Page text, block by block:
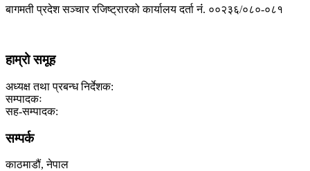
बागमती प्रदेश सञ्चार रजिष्ट्रारको कार्यालय दर्ता नंं. ००२३६/०८०-०८१
हाम्रो समूह
अध्यक्ष तथा प्रबन्ध निर्देशक:
सम्पादकः
सह-सम्पादक:
सम्पर्क
काठमाडौं, नेपाल